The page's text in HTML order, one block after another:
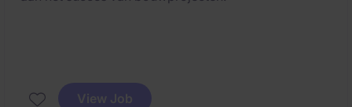
View Job